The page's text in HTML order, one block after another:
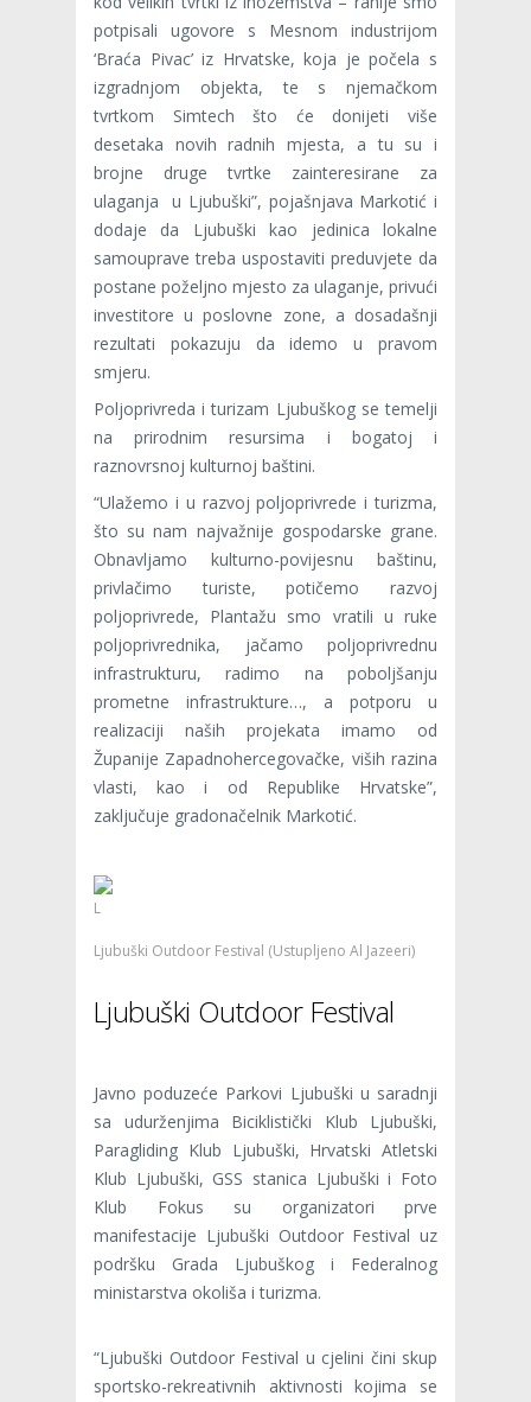
potpisali ugovore s Mesnom industrijom
‘Braća Pivac’ iz Hrvatske, koja je počela s
izgradnjom objekta, te s njemačkom
tvrtkom Simtech što će donijeti više
desetaka novih radnih mjesta, a tu su i
brojne druge tvrtke zainteresirane za
ulaganja u Ljubuški”, pojašnjava Markotić i
dodaje da Ljubuški kao jedinica lokalne
samouprave treba uspostaviti preduvjete da
postane poželjno mjesto za ulaganje, privući
investitore u poslovne zone, a dosadašnji
rezultati pokazuju da idemo u pravom
smjeru.
Poljoprivreda i turizam Ljubuškog se temelji
na prirodnim resursima i bogatoj i
raznovrsnoj kulturnoj baštini.
“Ulažemo i u razvoj poljoprivrede i turizma,
što su nam najvažnije gospodarske grane.
Obnavljamo kulturno-povijesnu baštinu,
privlačimo turiste, potičemo razvoj
poljoprivrede, Plantažu smo vratili u ruke
poljoprivrednika, jačamo poljoprivrednu
infrastrukturu, radimo na poboljšanju
prometne infrastrukture…, a potporu u
realizaciji naših projekata imamo od
Županije Zapadnohercegovačke, viših razina
vlasti, kao i od Republike Hrvatske”,
zaključuje gradonačelnik Markotić.
L
Ljubuški Outdoor Festival (Ustupljeno Al Jazeeri)
Ljubuški Outdoor Festival
Javno poduzeće Parkovi Ljubuški u saradnji
sa udurženjima Biciklistički Klub Ljubuški,
Paragliding Klub Ljubuški, Hrvatski Atletski
Klub Ljubuški, GSS stanica Ljubuški i Foto
Klub Fokus su organizatori prve
manifestacije Ljubuški Outdoor Festival uz
podršku Grada Ljubuškog i Federalnog
ministarstva okoliša i turizma.
“Ljubuški Outdoor Festival u cjelini čini skup
sportsko-rekreativnih aktivnosti kojima se